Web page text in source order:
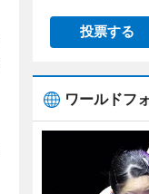
投票する
ワールドフ